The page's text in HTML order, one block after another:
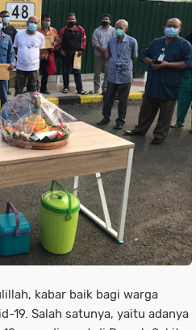
kabar baik bagi warga
19. Salah satunya, yaitu adanya